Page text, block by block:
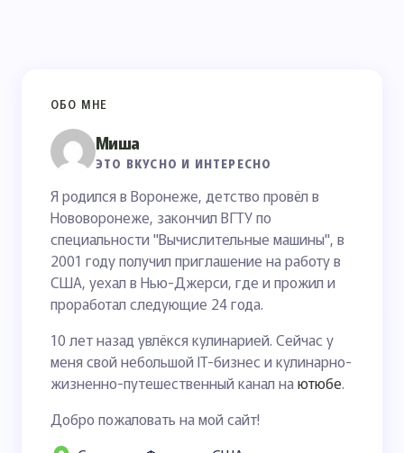
ОБО МНЕ
Миша
ЭТО ВКУСНО И ИНТЕРЕСНО
Я родился в Воронеже, детство провёл в
Нововоронеже, закончил ВГТУ по
специальности "Вычислительные машины", в
2001 году получил приглашение на работу в
США, уехал в Нью-Джерси, где и прожил и
проработал следующие 24 года.
10 лет назад увлёкся кулинарией. Сейчас у
меня свой небольшой IT-бизнес и кулинарно-
жизненно-путешественный канал на ютюбе.
Добро пожаловать на мой сайт!